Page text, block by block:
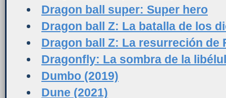
Dragon ball super: Super hero
Dragon ball Z: La batalla de los
Dragon ball Z: La resurreción de
Dragonfly: La sombra de la
Dumbo (2019)
Dune (2021)